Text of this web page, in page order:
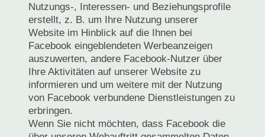
Nutzungs-, Interessen- und Beziehungsprofile
erstellt, z. B. um Ihre Nutzung unserer
Website im Hinblick auf die Ihnen bei
Facebook eingeblendeten Werbeanzeigen
auszuwerten, andere Facebook-Nutzer über
Ihre Aktivitäten auf unserer Website zu
informieren und um weitere mit der Nutzung
von Facebook verbundene Dienstleistungen zu
erbringen.
Wenn Sie nicht möchten, dass Facebook die